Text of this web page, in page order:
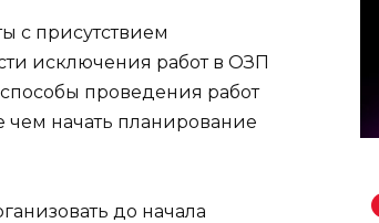
с присутствием
исключения работ в ОЗП
проведения работ
начать планирование
до начала